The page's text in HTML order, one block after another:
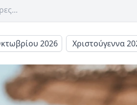
2026 Χριστούγεννα